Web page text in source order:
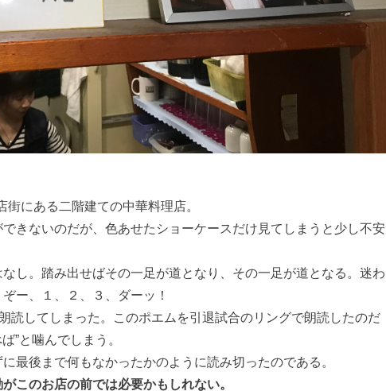
にある二階建ての中華料理店。
きないのだが、色あせたショーケースだけ見てしまうと少し不安
し。踏み出せばその一足が道となり、その一足が道となる。迷わ
ー、１、２、３、ダーッ！
読してしまった。このポエムを引退試合のリングで朗読したのだ
”と噛んでしまう。
最後まで何もなかったかのように読み切ったのである。
このお店の前では必要かもしれない。